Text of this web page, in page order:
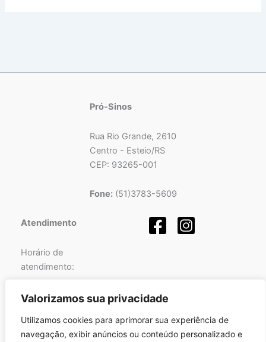
Valorizamos sua privacidade
Utilizamos cookies para aprimorar sua experiência de
navegação, exibir anúncios ou conteúdo personalizado e
Pró-Sinos
Rua Rio Grande, 2610
Centro - Esteio/RS
CEP: 93265-001
Fone:(51)3783-5609
Atendimento
Horário de
atendimento:
Segunda a Sexta-feira
das13hàs17h.